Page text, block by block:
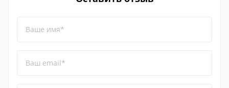
Ваше имя*
Ваш email*